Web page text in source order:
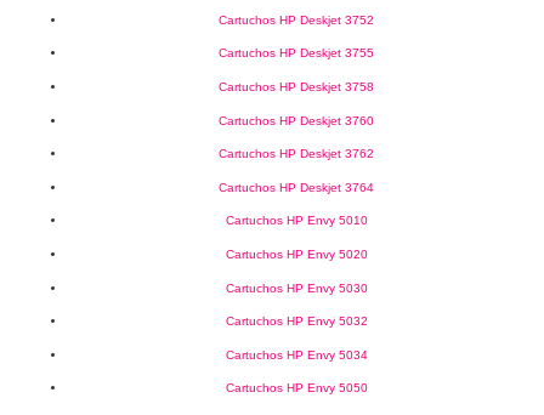
Cartuchos HP Deskjet 3752
Cartuchos HP Deskjet 3755
Cartuchos HP Deskjet 3758
Cartuchos HP Deskjet 3760
Cartuchos HP Deskjet 3762
Cartuchos HP Deskjet 3764
Cartuchos HP Envy 5010
Cartuchos HP Envy 5020
Cartuchos HP Envy 5030
Cartuchos HP Envy 5032
Cartuchos HP Envy 5034
Cartuchos HP Envy 5050